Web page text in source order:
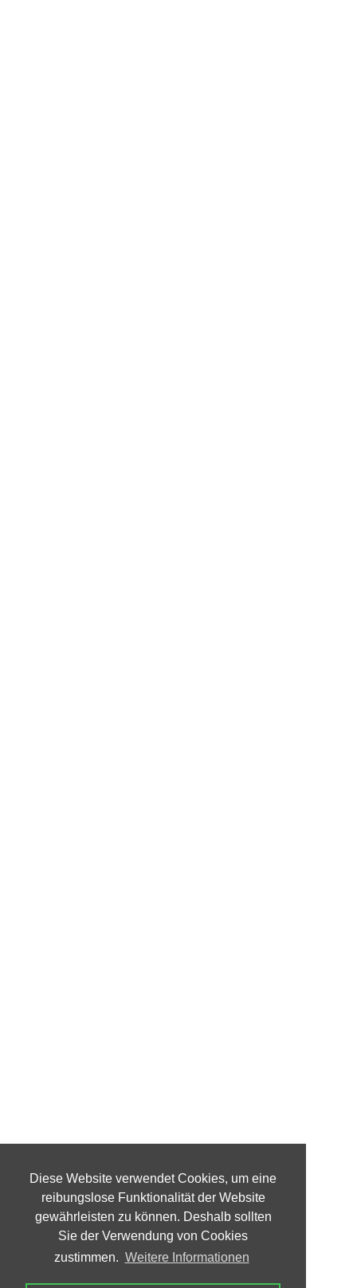
Diese Website verwendet Cookies, um eine
reibungslose Funktionalität der Website
gewährleisten zu können. Deshalb sollten
Sie der Verwendung von Cookies
zustimmen. Weitere Informationen